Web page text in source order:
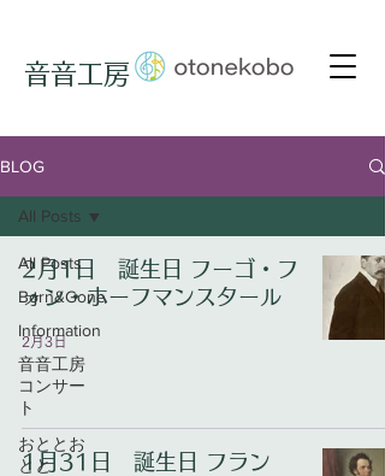
音音工房
BLOG
All Posts
Born&Gone
Information
音音工房
コンサー
ト
おととお
とと
All Posts
2月1日 誕生日 フーゴ・フ
ォン・ホーフマンスタール
2月3日
1月31日 誕生日 フラン